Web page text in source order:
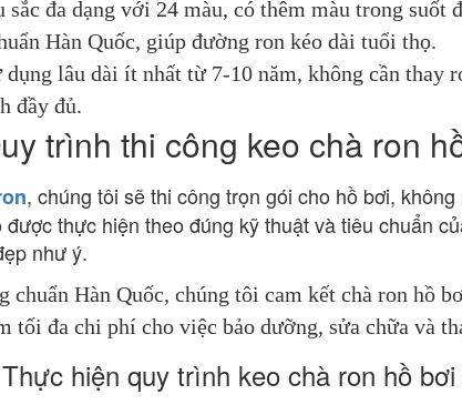
sắc đa dạng với 24 màu, có thêm màu trong suốt
Hàn Quốc, giúp đường ron kéo dài tuổi thọ.
lâu dài ít nhất từ 7-10 năm, không cần thay
đầy đủ.
trình thi công keo chà ron
, chúng tôi sẽ thi công trọn gói cho hồ bơi,
được thực hiện theo đúng kỹ thuật và tiêu chuẩn
như ý.
chuẩn Hàn Quốc, chúng tôi cam kết chà ron hồ
tối đa chi phí cho việc bảo dưỡng, sửa chữa và
Thực hiện quy trình keo chà ron hồ